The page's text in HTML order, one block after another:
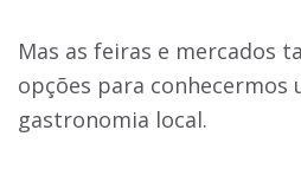
Mas as feiras e mercados
opções para conhecermos
gastronomia local.